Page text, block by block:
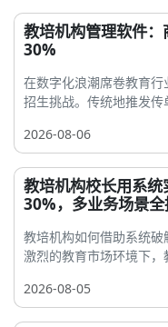
教培机构管理软件
30%
在数字化浪潮席卷教育
招生挑战。传统地推发
2026-08-06
教培机构校长用系
30%，多业务场景
教培机构如何借助系统
激烈的教育市场环境下
2026-08-05